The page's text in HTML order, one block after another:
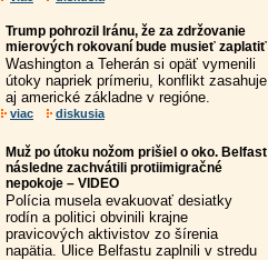
Trump pohrozil Iránu, že za zdržovanie
mierových rokovaní bude musieť zaplatiť
Washington a Teherán si opäť vymenili
útoky napriek prímeriu, konflikt zasahuje
aj americké základne v regióne.
viac diskusia
Muž po útoku nožom prišiel o oko. Belfast
následne zachvátili protiimigračné
nepokoje – VIDEO
Polícia musela evakuovať desiatky
rodín a politici obvinili krajne
pravicových aktivistov zo šírenia
napätia. Ulice Belfastu zaplnili v stredu